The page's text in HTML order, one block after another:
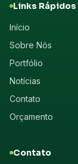
Links Rápidos
Início
Sobre Nós
Portfólio
Notícias
Contato
Orçamento
Contato